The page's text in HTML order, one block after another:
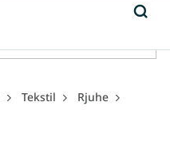
Tekstil
Rjuhe